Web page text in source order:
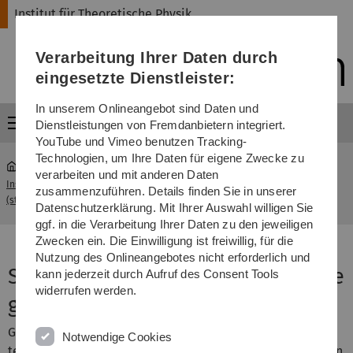
Direkt
Direkt
Direkt
(Sprache,
Drucken,
Media)
Direkt
Direkt
Institut für Theoretische Physik
Menü
Institut für Theoretische Physik
(start page)
...
Second ERC Synergy grant for the
group
Great success for the Institute of Theoretical Physics. In a
Verarbeitung Ihrer Daten durch
eingesetzte Dienstleister:
In unserem Onlineangebot sind Daten und
Dienstleistungen von Fremdanbietern integriert.
YouTube und Vimeo benutzen Tracking-
Technologien, um Ihre Daten für eigene Zwecke zu
verarbeiten und mit anderen Daten
zusammenzuführen. Details finden Sie in unserer
Datenschutzerklärung. Mit Ihrer Auswahl willigen Sie
ggf. in die Verarbeitung Ihrer Daten zu den jeweiligen
Zwecken ein. Die Einwilligung ist freiwillig, für die
Nutzung des Onlineangebotes nicht erforderlich und
kann jederzeit durch Aufruf des Consent Tools
widerrufen werden.
Notwendige Cookies